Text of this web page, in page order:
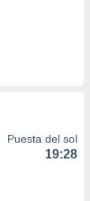
Puesta del sol
19:28